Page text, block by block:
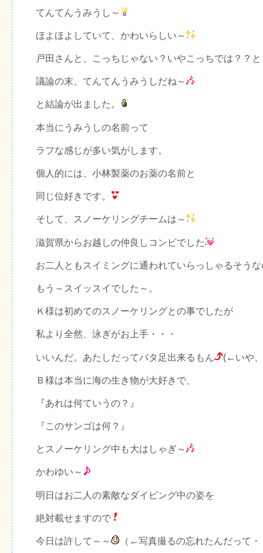
てんてんうみうし～
ほよほよしていて、かわいらしい～
戸田さんと、こっちじゃない？いやこっちでは？？と
議論の末、てんてんうみうしだね～
と結論が出ました。
本当にうみうしの名前って
ラフな感じが多い気がします。
個人的には、小林製薬のお薬の名前と
同じ位好きです。
そして、スノーケリングチームは～
滋賀県からお越しの仲良しコンビでした
お二人ともスイミングに通われていらっしゃるそう
もう～スイッスイでした～。
Ｋ様は初めてのスノーケリングとの事でしたが
私より全然、泳ぎがお上手・・・
いいんだ。あたしだってバタ足出来るもん (←いや
Ｂ様は本当に海の生き物が大好きで、
『あれは何ていうの？』
『このサンゴは何？』
とスノーケリング中も大はしゃぎ～
かわゆい～
明日はお二人の素敵なダイビング中の姿を
絶対載せますので
今日は許して～～ （←写真撮るの忘れたんだって・